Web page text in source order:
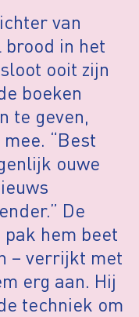
van
brood in het
ooit zijn
boeken
te geven,
“Best
ouwe
De
hem beet
– verrijkt met
erg aan. Hij
techniek om